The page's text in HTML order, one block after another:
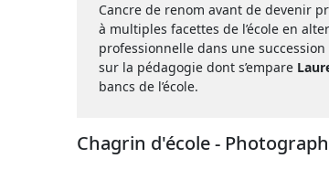
Cancre de renom avant de devenir
à multiples facettes de l’école en
professionnelle dans une
sur la pédagogie dont s’empare
bancs de l’école.
Chagrin d'école -